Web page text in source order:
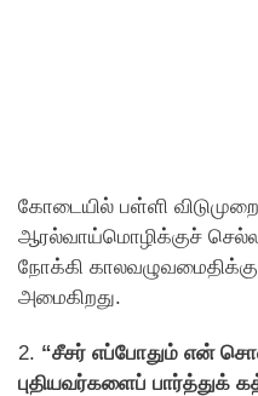
கோடையில் பள்ளி
ஆரல்வாய்மொழிக்குச் செல்ல
நோக்கி
அமைகிறது.
2. “சீசர் எப்போதும் என்
புதியவர்களைப் பார்த்துக்